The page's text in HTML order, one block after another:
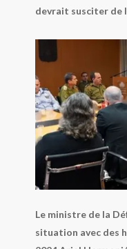
devrait susciter de
Le ministre de la
situation avec des